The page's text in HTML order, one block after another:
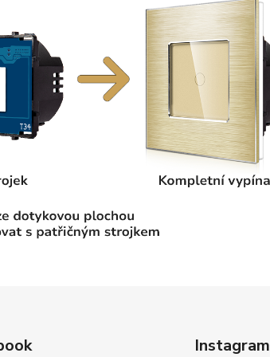
Instagram